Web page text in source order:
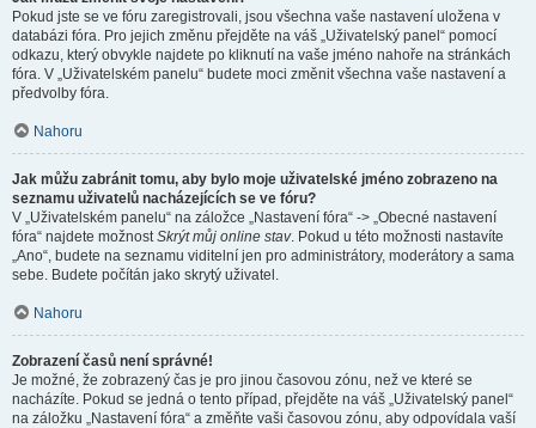
Pokud jste se ve fóru zaregistrovali, jsou všechna vaše nastavení uložena v
databázi fóra. Pro jejich změnu přejděte na váš „Uživatelský panel“ pomocí
odkazu, který obvykle najdete po kliknutí na vaše jméno nahoře na stránkách
fóra. V „Uživatelském panelu“ budete moci změnit všechna vaše nastavení a
předvolby fóra.
Nahoru
Jak můžu zabránit tomu, aby bylo moje uživatelské jméno zobrazeno na
seznamu uživatelů nacházejících se ve fóru?
V „Uživatelském panelu“ na záložce „Nastavení fóra“ -> „Obecné nastavení
fóra“ najdete možnostSkrýt můj online stav. Pokud u této možnosti nastavíte
„Ano“, budete na seznamu viditelní jen pro administrátory, moderátory a sama
sebe. Budete počítán jako skrytý uživatel.
Nahoru
Zobrazení časů není správné!
Je možné, že zobrazený čas je pro jinou časovou zónu, než ve které se
nacházíte. Pokud se jedná o tento případ, přejděte na váš „Uživatelský panel“
na záložku „Nastavení fóra“ a změňte vaši časovou zónu, aby odpovídala vaší